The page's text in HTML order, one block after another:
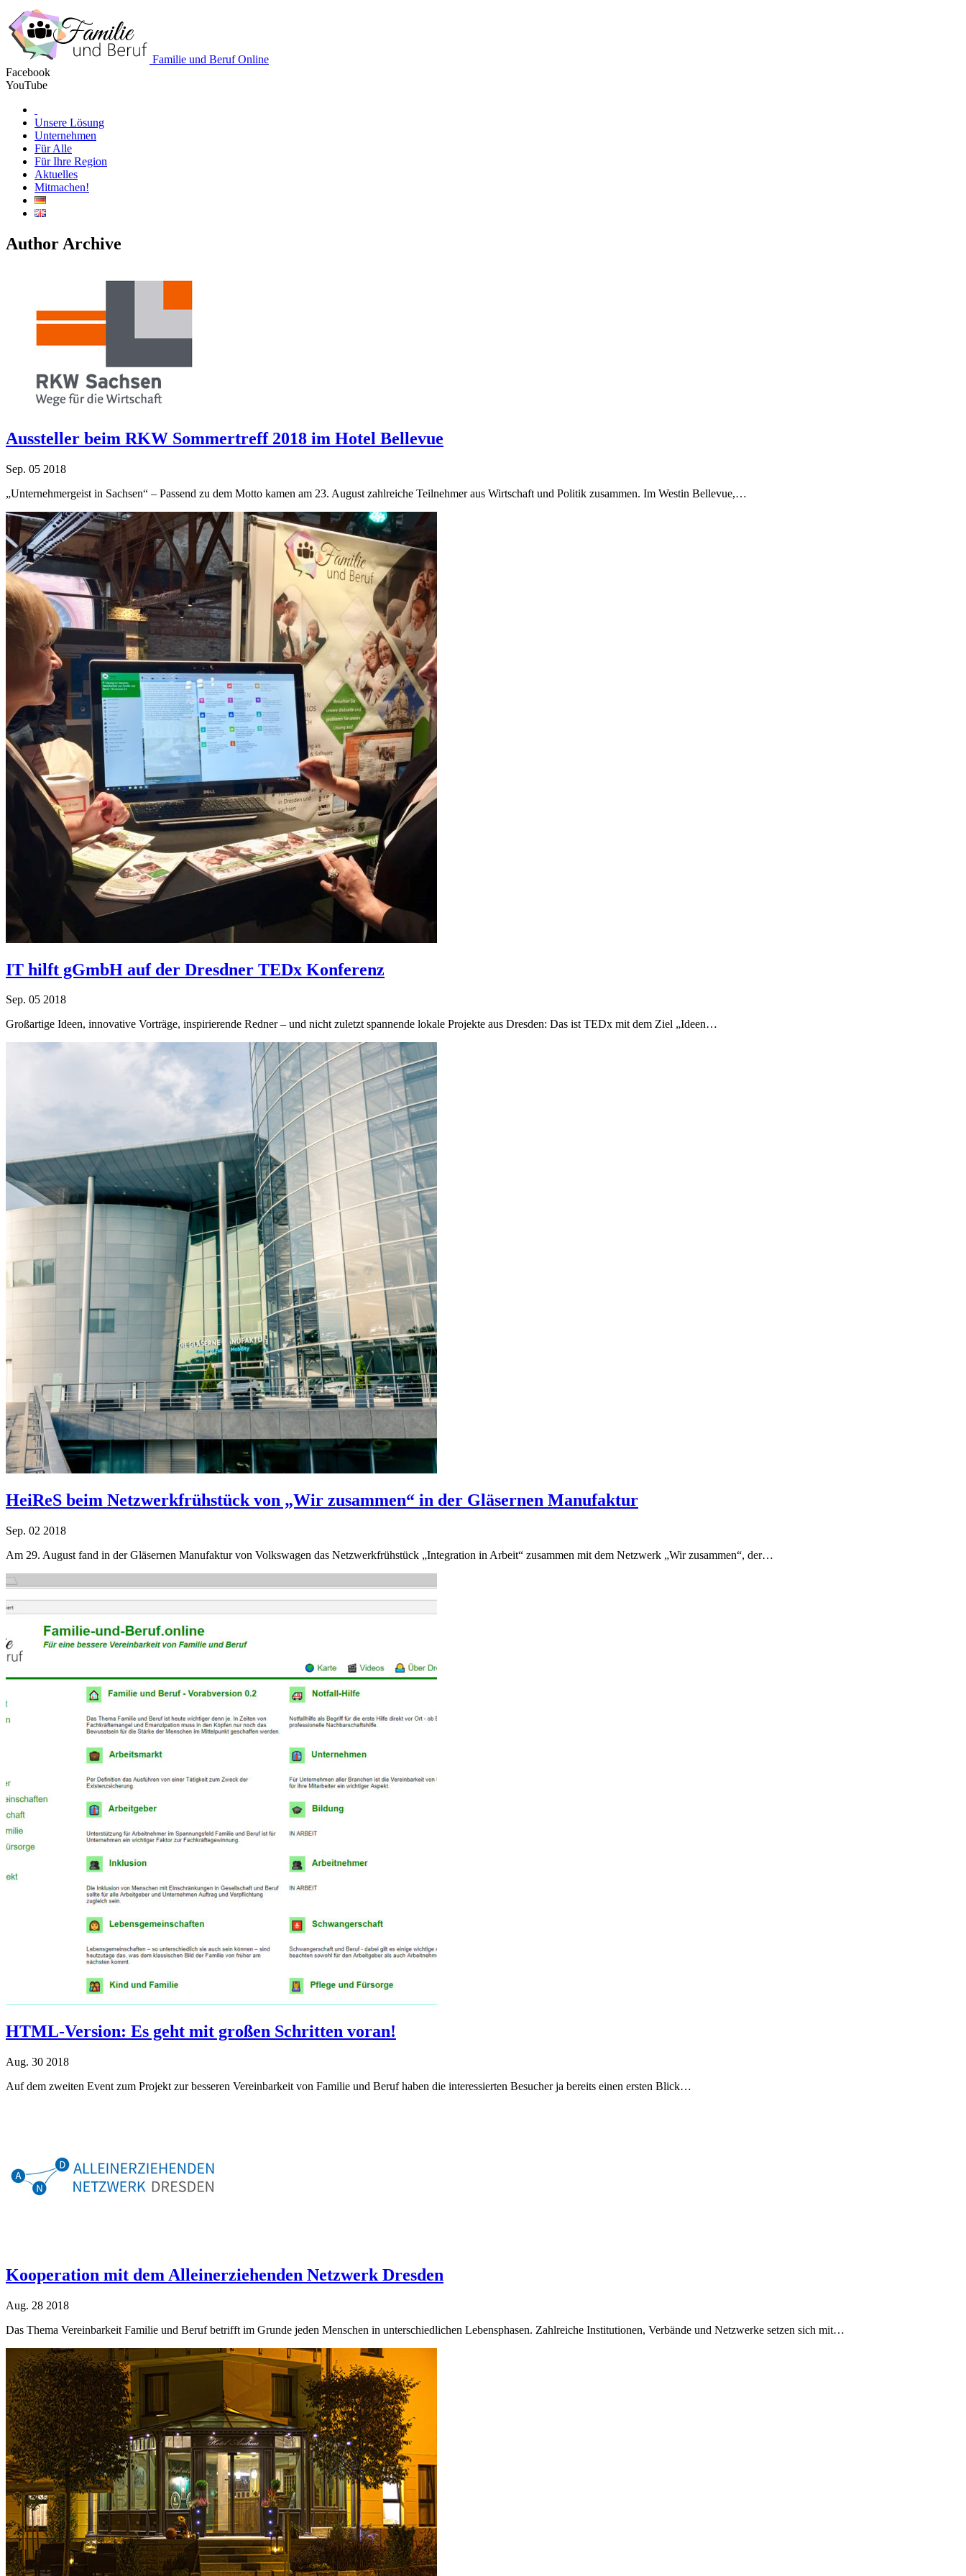
Familie und Beruf Online
Facebook
YouTube
Unsere Lösung
Unternehmen
Für Alle
Für Ihre Region
Aktuelles
Mitmachen!
Author Archive
Aussteller beim RKW Sommertreff 2018 im Hotel Bellevue
Sep. 05 2018
„Unternehmergeist in Sachsen“ – Passend zu dem Motto kamen am 23. August zahlreiche Teilnehmer aus Wirtschaft und Politik zusammen. Im Westin Bellevue,…
IT hilft gGmbH auf der Dresdner TEDx Konferenz
Sep. 05 2018
Großartige Ideen, innovative Vorträge, inspirierende Redner – und nicht zuletzt spannende lokale Projekte aus Dresden: Das ist TEDx mit dem Ziel „Ideen…
HeiReS beim Netzwerkfrühstück von „Wir zusammen“ in der Gläsernen Manufaktur
Sep. 02 2018
Am 29. August fand in der Gläsernen Manufaktur von Volkswagen das Netzwerkfrühstück „Integration in Arbeit“ zusammen mit dem Netzwerk „Wir zusammen“, der…
HTML-Version: Es geht mit großen Schritten voran!
Aug. 30 2018
Auf dem zweiten Event zum Projekt zur besseren Vereinbarkeit von Familie und Beruf haben die interessierten Besucher ja bereits einen ersten Blick…
Kooperation mit dem Alleinerziehenden Netzwerk Dresden
Aug. 28 2018
Das Thema Vereinbarkeit Familie und Beruf betrifft im Grunde jeden Menschen in unterschiedlichen Lebensphasen. Zahlreiche Institutionen, Verbände und Netzwerke setzen sich mit…